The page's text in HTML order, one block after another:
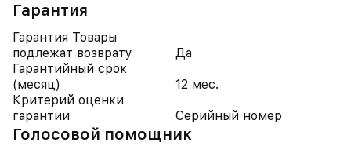
Гарантия
Гарантия Товары
подлежат возврату
Да
Гарантийный срок
(месяц)
12 мес.
Критерий оценки
гарантии
Серийный номер
Голосовой помощник